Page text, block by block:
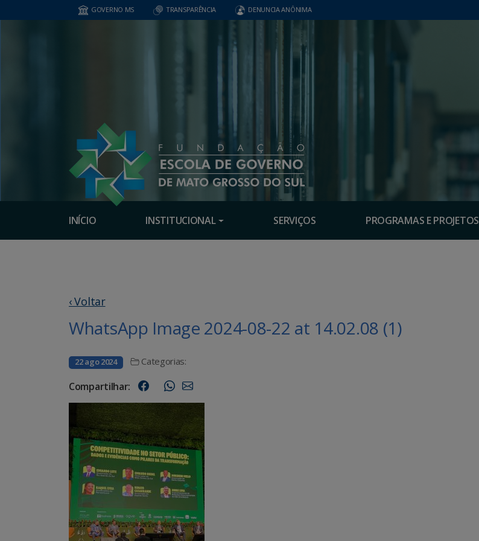
GOVERNO MS TRANSPARÊNCIA DENUNCIA ANÔNIMA
INÍCIO INSTITUCIONAL SERVIÇOS PROGRAMAS E PROJETOS
‹ Voltar
WhatsApp Image 2024-08-22 at 14.02.08 (1)
22 ago 2024 Categorias:
Compartilhar: